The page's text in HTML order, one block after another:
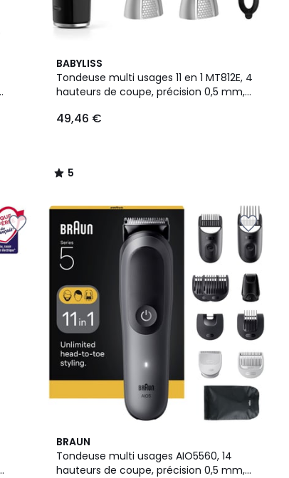
BABYLISS
Tondeuse multi usages 11 en 1 MT812E, 4
hauteurs de coupe, précision 0,5 mm,
49,46 €
5
/
5
5
/
BRAUN
Tondeuse multi usages AIO5560, 14
hauteurs de coupe, précision 0,5 mm,
4
/
5